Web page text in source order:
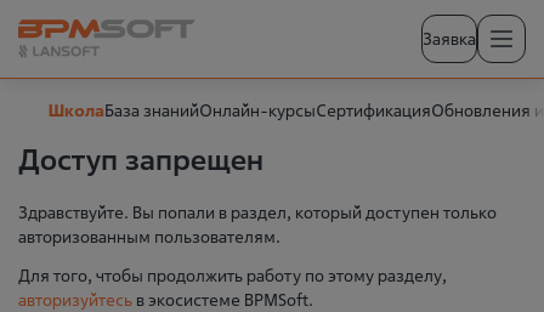
Заявка
ШколаБаза знанийОнлайн-курсыСертификацияОбновления
Доступ запрещен
Здравствуйте. Вы попали в раздел, который доступен только
авторизованным пользователям.
Для того, чтобы продолжить работу по этому разделу,
авторизуйтесь в экосистеме BPMSoft.